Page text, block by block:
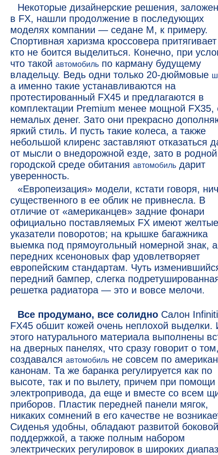
Некоторые дизайнерские решения,
в FX, нашли продолжение в последующих
моделях компании — седане M, к примеру.
Спортивная харизма кроссовера
кто не боится выделиться. Конечно, при
что такой автомобиль по карману будущему
владельцу. Ведь одни только 20-дюймовые
а именно такие устанавливаются на
протестированный FX45 и предлагаются в
комплектации Premium менее мощной FX35,
немалых денег. Зато они прекрасно
яркий стиль. И пусть такие колеса, а также
небольшой клиренс заставляют отказаться
от мысли о внедорожной езде, зато в
городской среде обитания автомобиль дарит
уверенность.
«Европеизация» модели, кстати говоря,
существенного в ее облик не привнесла. В
отличие от «американцев» задние фонари
официально поставляемых FX имеют желтые
указатели поворотов; на крышке багажника
выемка под прямоугольный номерной знак, а
передних ксеноновых фар удовлетворяет
европейским стандартам. Чуть
передний бампер, слегка
решетка радиатора — это и вовсе мелочи.
Все продумано, все солидно Салон Infiniti
FX45 обшит кожей очень неплохой выделки.
этого натурального материала выполнены
на дверных панелях, что сразу говорит о
создавался автомобиль не совсем по
канонам. Та же баранка регулируется как по
высоте, так и по вылету, причем при помощи
электропривода, да еще и вместе со всем
приборов. Пластик передней панели мягок,
никаких сомнений в его качестве не
Сиденья удобны, обладают развитой боковой
поддержкой, а также полным набором
электрических регулировок в широких